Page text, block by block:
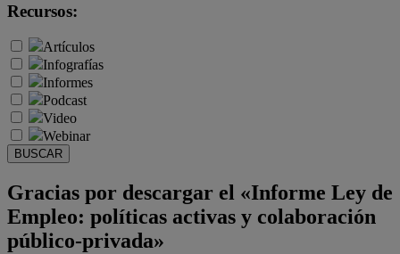
Recursos:
Artículos
Infografías
Informes
Podcast
Video
Webinar
BUSCAR
Gracias por descargar el «Informe Ley de
Empleo: políticas activas y colaboración
público-privada»